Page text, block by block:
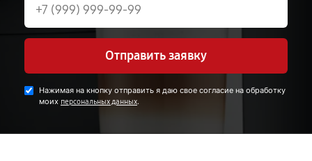
Отправить заявку
Нажимая на кнопку отправить я даю свое согласие на обработку
моих персональных данных.